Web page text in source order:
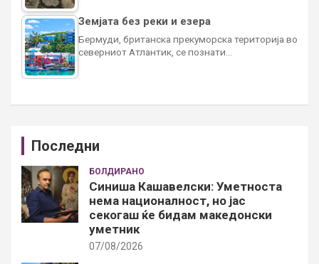
Земјата без реки и езера
Бермуди, британска прекуморска територија во
северниот Атлантик, се познати…
Последни
БОЛДИРАНО
Синиша Кашавелски: Уметноста
нема националност, но јас
секогаш ќе бидам македонски
уметник
07/08/2026